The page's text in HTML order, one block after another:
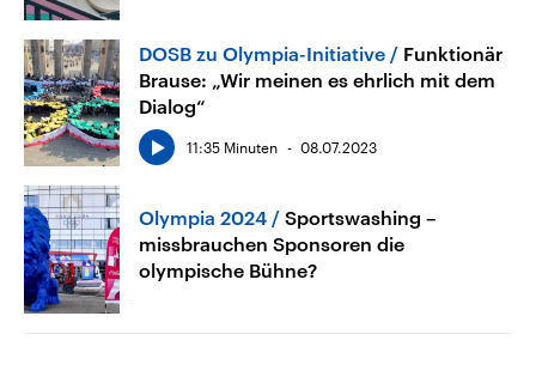
DOSB zu Olympia-Initiative
Funktionär
Brause: „Wir meinen es ehrlich mit dem
Dialog“
11:35 Minuten 08.07.2023
Olympia 2024
Sportswashing –
missbrauchen Sponsoren die
olympische Bühne?